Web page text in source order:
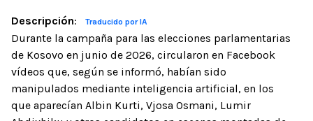
Descripción: Traducido por IA
Durante la campaña para las elecciones parlamentarias
de Kosovo en junio de 2026, circularon en Facebook
vídeos que, según se informó, habían sido
manipulados mediante inteligencia artificial, en los
que aparecían Albin Kurti, Vjosa Osmani, Lumir